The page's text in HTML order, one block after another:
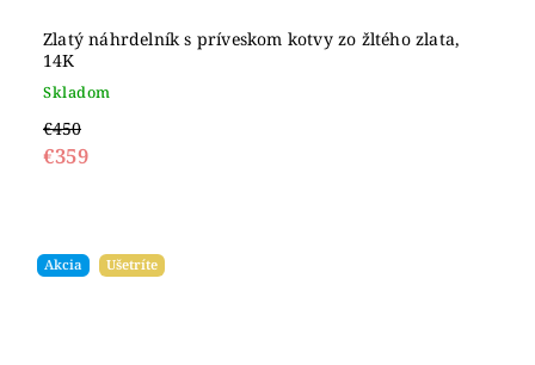
Zlatý náhrdelník s príveskom kotvy zo žltého zlata,
14K
Skladom
€450
€359
Akcia Ušetríte